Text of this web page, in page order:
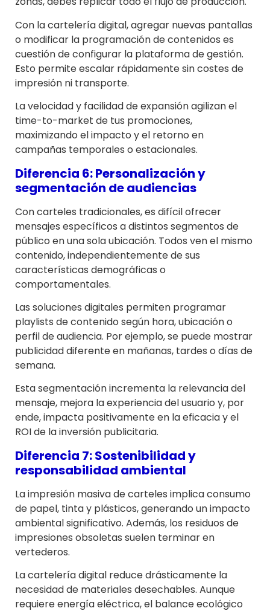
Con la cartelería digital, agregar nuevas pantallas
o modificar la programación de contenidos es
cuestión de configurar la plataforma de gestión.
Esto permite escalar rápidamente sin costes de
impresión ni transporte.
La velocidad y facilidad de expansión agilizan el
time-to-market de tus promociones,
maximizando el impacto y el retorno en
campañas temporales o estacionales.
Diferencia 6: Personalización y
segmentación de audiencias
Con carteles tradicionales, es difícil ofrecer
mensajes específicos a distintos segmentos de
público en una sola ubicación. Todos ven el mismo
contenido, independientemente de sus
características demográficas o
comportamentales.
Las soluciones digitales permiten programar
playlists de contenido según hora, ubicación o
perfil de audiencia. Por ejemplo, se puede mostrar
publicidad diferente en mañanas, tardes o días de
semana.
Esta segmentación incrementa la relevancia del
mensaje, mejora la experiencia del usuario y, por
ende, impacta positivamente en la eficacia y el
ROI de la inversión publicitaria.
Diferencia 7: Sostenibilidad y
responsabilidad ambiental
La impresión masiva de carteles implica consumo
de papel, tinta y plásticos, generando un impacto
ambiental significativo. Además, los residuos de
impresiones obsoletas suelen terminar en
vertederos.
La cartelería digital reduce drásticamente la
necesidad de materiales desechables. Aunque
requiere energía eléctrica, el balance ecológico